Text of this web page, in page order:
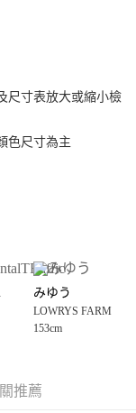
用無須另外申請。
跳轉到大哥付的交易
認頁面所載為準。
過，訂單將自動取
尺寸表放大或縮小檢
色尺寸為主
みゆう
LOWRYS FARM
153cm
推薦